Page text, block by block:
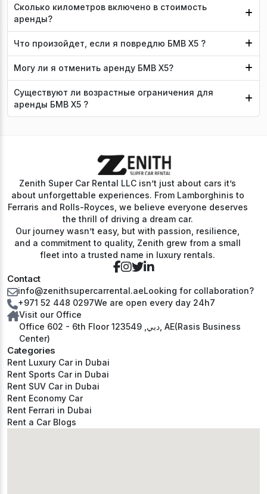
Сколько километров включено в стоимость
аренды?
Что произойдет, если я повредлю БМВ Х5 ?
Могу ли я отменить аренду БМВ Х5?
Существуют ли возрастные ограничения для
аренды БМВ Х5 ?
Zenith Super Car Rental LLC isn’t just about cars it’s
about unforgettable experiences. From Lamborghinis to
Ferraris and Rolls-Royces, we believe everyone deserves
the thrill of driving a dream car.
Our journey wasn’t easy, but with passion, resilience,
and a commitment to quality, Zenith grew from a small
fleet into a trusted name in luxury rentals.
Categories
Rent Luxury Car in Dubai
Rent Sports Car in Dubai
Rent SUV Car in Dubai
Rent Economy Car
Rent Ferrari in Dubai
Rent a Car Blogs
Contact
info@zenithsupercarrental.aeLooking for collaboration?
+971 52 448 0297We are open every day 24h7
Visit our Office
Office 602 - 6th Floor دبي, 123549, AE(Rasis Business
Center)